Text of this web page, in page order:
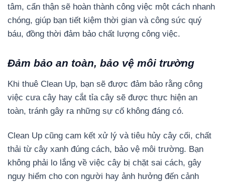
tâm, cẩn thận sẽ hoàn thành công việc một cách nhanh
chóng, giúp bạn tiết kiệm thời gian và công sức quý
báu, đồng thời đảm bảo chất lượng công việc.
Đảm bảo an toàn, bảo vệ môi trường
Khi thuê Clean Up, bạn sẽ được đảm bảo rằng công
việc cưa cây hay cắt tỉa cây sẽ được thực hiện an
toàn, tránh gây ra những sự cố không đáng có.
Clean Up cũng cam kết xử lý và tiêu hủy cây cối, chất
thải từ cây xanh đúng cách, bảo vệ môi trường. Bạn
không phải lo lắng về việc cây bị chặt sai cách, gây
nguy hiểm cho con người hay ảnh hưởng đến cảnh